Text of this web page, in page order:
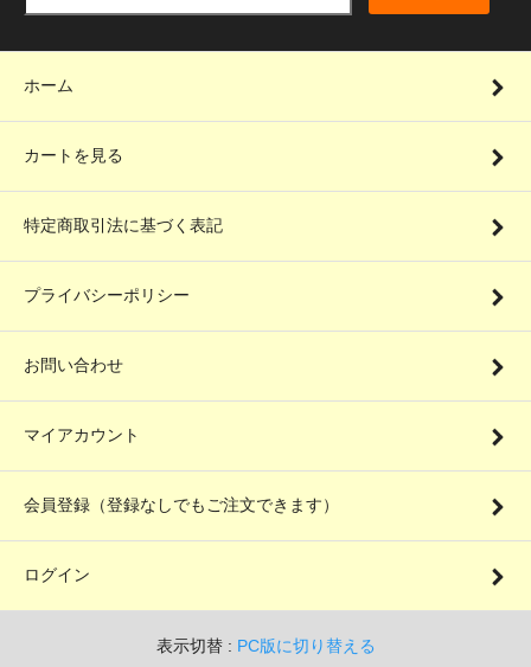
ホーム
カートを見る
特定商取引法に基づく表記
プライバシーポリシー
お問い合わせ
マイアカウント
会員登録（登録なしでもご注文できます）
ログイン
表示切替 : PC版に切り替える